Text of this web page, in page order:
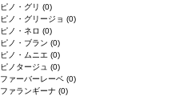
ピノ・グリ (0)
ピノ・グリージョ (0)
ピノ・ネロ (0)
ピノ・ブラン (0)
ピノ・ムニエ (0)
ピノタージュ (0)
ファーバーレーベ (0)
ファランギーナ (0)